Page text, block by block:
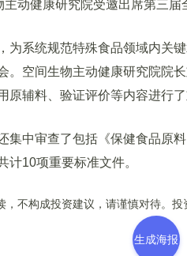
系统规范特殊食品领域内关键
。空间生物主动健康研究院院
原辅料、验证评价等内容进行了
中审查了包括《保健食品原料
计10项重要标准文件。
构成投资建议，请谨慎对待。投
生成海报